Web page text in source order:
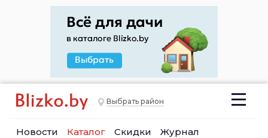
Выбрать район
Новости Каталог Скидки Журнал